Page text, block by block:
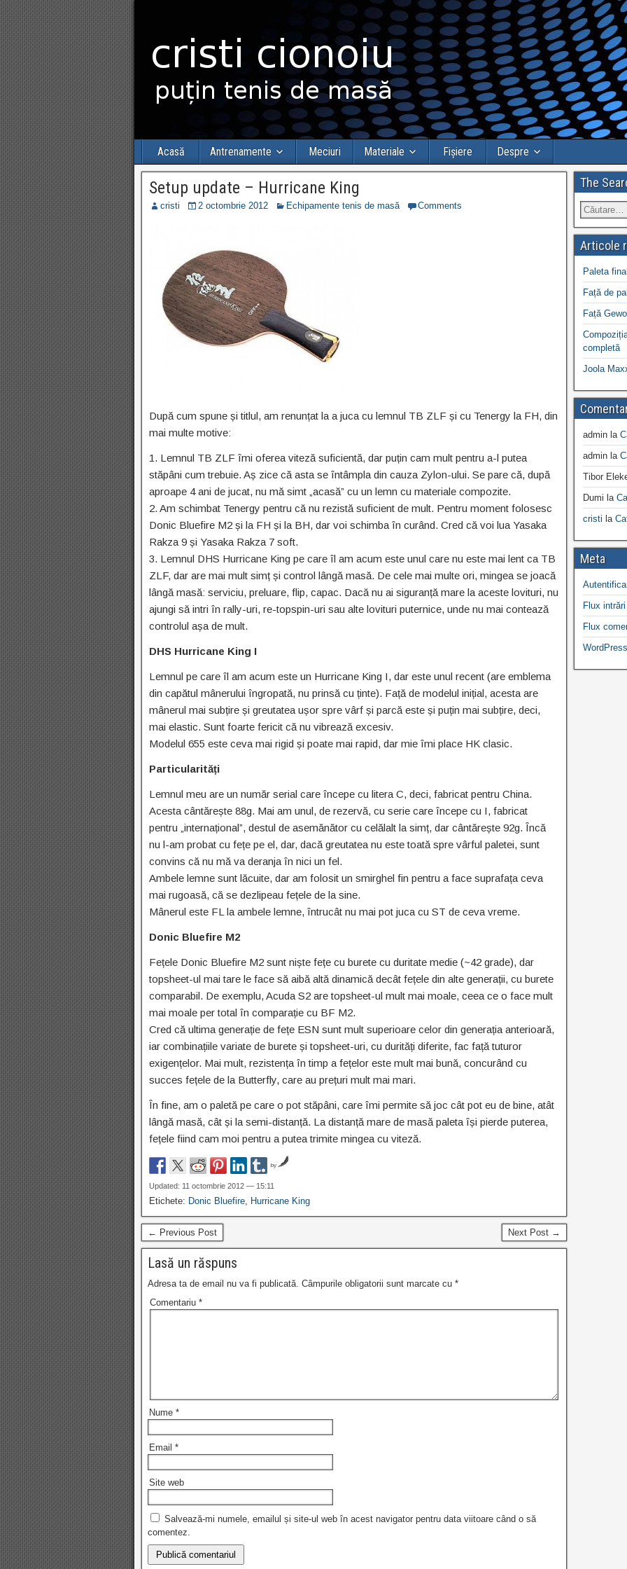
Acasă Antrenamente Meciuri Materiale Fișiere Despre
Setup update – Hurricane King
cristi 2 octombrie 2012 Echipamente tenis de masă Comments
După cum spune și titlul, am renunțat la a juca cu lemnul TB ZLF și cu Tenergy la FH, din
mai multe motive:
1. Lemnul TB ZLF îmi oferea viteză suficientă, dar puțin cam mult pentru a-l putea
stăpâni cum trebuie. Aș zice că asta se întâmpla din cauza Zylon-ului. Se pare că, după
aproape 4 ani de jucat, nu mă simt „acasă” cu un lemn cu materiale compozite.
2. Am schimbat Tenergy pentru că nu rezistă suficient de mult. Pentru moment folosesc
Donic Bluefire M2 și la FH și la BH, dar voi schimba în curând. Cred că voi lua Yasaka
Rakza 9 și Yasaka Rakza 7 soft.
3. Lemnul DHS Hurricane King pe care îl am acum este unul care nu este mai lent ca TB
ZLF, dar are mai mult simț și control lângă masă. De cele mai multe ori, mingea se joacă
lângă masă: serviciu, preluare, flip, capac. Dacă nu ai siguranță mare la aceste lovituri, nu
ajungi să intri în rally-uri, re-topspin-uri sau alte lovituri puternice, unde nu mai contează
controlul așa de mult.
DHS Hurricane King I
Lemnul pe care îl am acum este un Hurricane King I, dar este unul recent (are emblema
din capătul mânerului îngropată, nu prinsă cu ținte). Față de modelul inițial, acesta are
mânerul mai subțire și greutatea ușor spre vârf și parcă este și puțin mai subțire, deci,
mai elastic. Sunt foarte fericit că nu vibrează excesiv.
Modelul 655 este ceva mai rigid și poate mai rapid, dar mie îmi place HK clasic.
Particularități
Lemnul meu are un număr serial care începe cu litera C, deci, fabricat pentru China.
Acesta cântărește 88g. Mai am unul, de rezervă, cu serie care începe cu I, fabricat
pentru „internațional”, destul de asemănător cu celălalt la simț, dar cântărește 92g. Încă
nu l-am probat cu fețe pe el, dar, dacă greutatea nu este toată spre vârful paletei, sunt
convins că nu mă va deranja în nici un fel.
Ambele lemne sunt lăcuite, dar am folosit un smirghel fin pentru a face suprafața ceva
mai rugoasă, că se dezlipeau fețele de la sine.
Mânerul este FL la ambele lemne, întrucât nu mai pot juca cu ST de ceva vreme.
Donic Bluefire M2
Fețele Donic Bluefire M2 sunt niște fețe cu burete cu duritate medie (~42 grade), dar
topsheet-ul mai tare le face să aibă altă dinamică decât fețele din alte generații, cu burete
comparabil. De exemplu, Acuda S2 are topsheet-ul mult mai moale, ceea ce o face mult
mai moale per total în comparație cu BF M2.
Cred că ultima generație de fețe ESN sunt mult superioare celor din generația anterioară,
iar combinațiile variate de burete și topsheet-uri, cu durități diferite, fac față tuturor
exigențelor. Mai mult, rezistența în timp a fețelor este mult mai bună, concurând cu
succes fețele de la Butterfly, care au prețuri mult mai mari.
În fine, am o paletă pe care o pot stăpâni, care îmi permite să joc cât pot eu de bine, atât
lângă masă, cât și la semi-distanță. La distanță mare de masă paleta își pierde puterea,
fețele fiind cam moi pentru a putea trimite mingea cu viteză.
by
Updated: 11 octombrie 2012 — 15:11
Etichete: Donic Bluefire, Hurricane King
← Previous Post Next Post →
Lasă un răspuns
Adresa ta de email nu va fi publicată. Câmpurile obligatorii sunt marcate cu *
Comentariu *
Nume *
Email *
Site web
Salvează-mi numele, emailul și site-ul web în acest navigator pentru data viitoare când o să
comentez.
The
Articole
Paleta
Față de
Față
completă
Joola
adminla
adminla
Tibor
Dumi la
cristi la
Meta
Flux intrări
Flux